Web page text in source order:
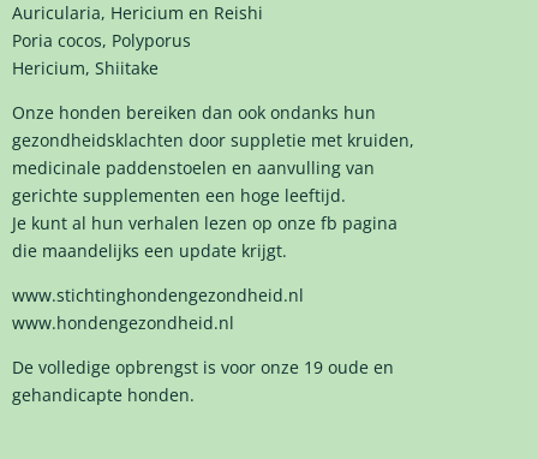
Auricularia, Hericium en Reishi
Poria cocos, Polyporus
Hericium, Shiitake
Onze honden bereiken dan ook ondanks hun
gezondheidsklachten door suppletie met kruiden,
medicinale paddenstoelen en aanvulling van
gerichte supplementen een hoge leeftijd.
Je kunt al hun verhalen lezen op onze fb pagina
die maandelijks een update krijgt.
www.stichtinghondengezondheid.nl
www.hondengezondheid.nl
De volledige opbrengst is voor onze 19 oude en
gehandicapte honden.